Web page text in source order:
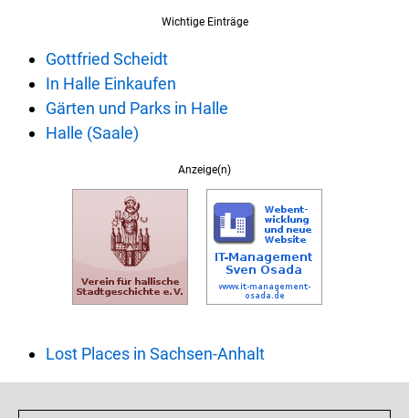
Wichtige Einträge
Gottfried Scheidt
In Halle Einkaufen
Gärten und Parks in Halle
Halle (Saale)
Anzeige(n)
Lost Places in Sachsen-Anhalt